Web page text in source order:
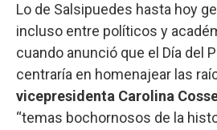
Lo de Salsipuedes hasta hoy
incluso entre políticos y
cuando anunció que el Día del
centraría en homenajear las
vicepresidenta Carolina
“temas bochornosos de la